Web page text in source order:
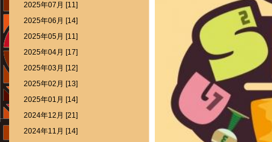
2025年07月 [11]
2025年06月 [14]
2025年05月 [11]
2025年04月 [17]
2025年03月 [12]
2025年02月 [13]
2025年01月 [14]
2024年12月 [21]
2024年11月 [14]